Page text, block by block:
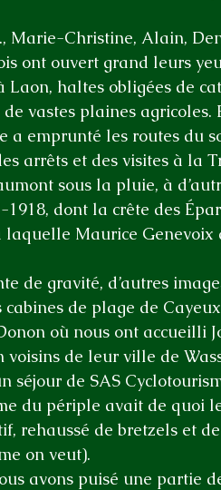
Marie-Christine, Alain,
ont ouvert grand leurs
haltes obligées de
vastes plaines agricoles.
a emprunté les routes du
arrêts et des visites à la
sous la pluie, à
dont la crête des
Maurice Genevoix
de gravité, d’autres
cabines de plage de
où nous ont accueilli
voisins de leur ville de
séjour de SAS
du périple avait de quoi
rehaussé de bretzels et
on veut).
avons puisé une partie